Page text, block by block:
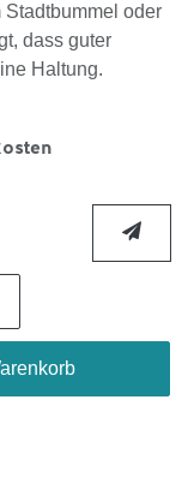
oder
dass guter
Haltung.